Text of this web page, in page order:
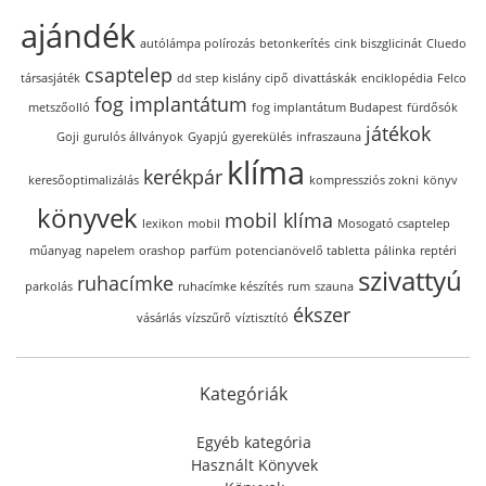
ajándék autólámpa polírozás betonkerítés cink biszglicinát Cluedo
társasjáték csaptelep dd step kislány cipő divattáskák enciklopédia Felco
metszőolló fog implantátum fog implantátum Budapest fürdősók
Goji gurulós állványok Gyapjú gyerekülés infraszauna játékok
keresőoptimalizálás kerékpár klíma kompressziós zokni könyv
könyvek lexikon mobil mobil klíma Mosogató csaptelep
műanyag napelem orashop parfüm potencianövelő tabletta pálinka reptéri
parkolás ruhacímke ruhacímke készítés rum szauna szivattyú
vásárlás vízszűrő víztisztító ékszer
Kategóriák
Egyéb kategória
Használt Könyvek